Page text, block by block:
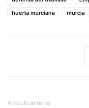
huerta murciana
murcia
Artículo anterior